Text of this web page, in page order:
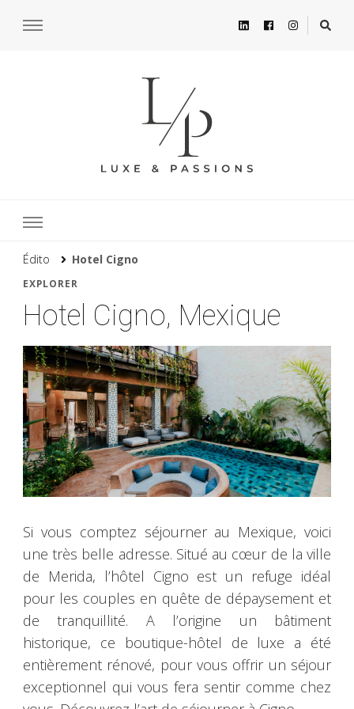
Édito Hotel Cigno
EXPLORER
Hotel Cigno, Mexique
Si vous comptez séjourner au Mexique, voici
une très belle adresse. Situé au cœur de la ville
de Merida, l’hôtel Cigno est un refuge idéal
pour les couples en quête de dépaysement et
de tranquillité. A l’origine un bâtiment
historique, ce boutique-hôtel de luxe a été
entièrement rénové, pour vous offrir un séjour
exceptionnel qui vous fera sentir comme chez